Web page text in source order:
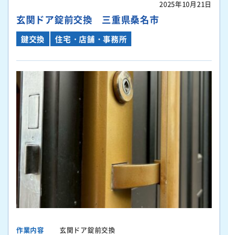
2025年10月21日
玄関ドア錠前交換 三重県桑名市
鍵交換 住宅・店舗・事務所
作業内容 玄関ドア錠前交換